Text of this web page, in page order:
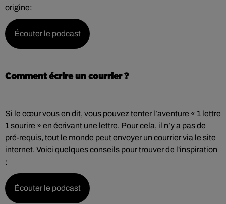
origine:
Écouter le podcast
Comment écrire un courrier ?
Si le cœur vous en dit, vous pouvez tenter l’aventure « 1 lettre
1 sourire » en écrivant une lettre. Pour cela, il n’y a pas de
pré-requis, tout le monde peut envoyer un courrier via le site
internet. Voici quelques conseils pour trouver de l'inspiration
:
Écouter le podcast